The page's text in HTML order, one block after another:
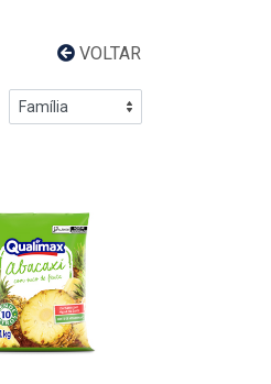
VOLTAR